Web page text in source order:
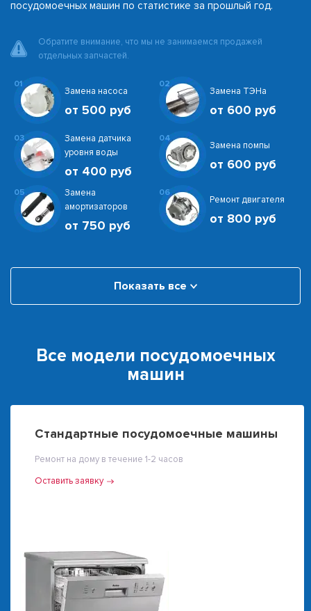
посудомоечных машин по статистике за прошлый год.
Обратите внимание, что мы не занимаемся продажей
отдельных запчастей.
01
Замена насоса
от 500 руб
02
Замена ТЭНа
от 600 руб
03
Замена датчика
уровня воды
от 400 руб
04
Замена помпы
от 600 руб
05
Замена
амортизаторов
от 750 руб
06
Ремонт двигателя
от 800 руб
Показать все
Все модели посудомоечных
машин
Стандартные посудомоечные машины
Ремонт на дому в течение 1-2 часов
Оставить заявку